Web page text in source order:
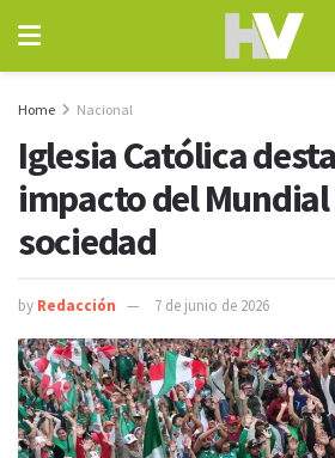
Home Nacional
Iglesia Católica
impacto del Mundial
sociedad
by Redacción 7 de junio de 2026